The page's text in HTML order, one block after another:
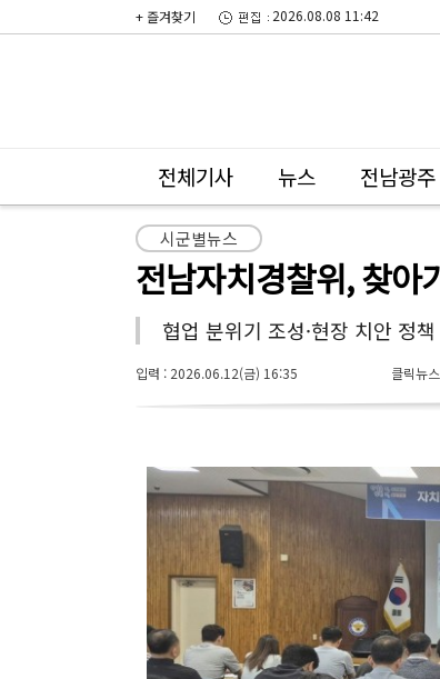
+ 즐겨찾기 2026.08.08 11:42
전체기사 뉴스 전남광주
시군별뉴스
전남자치경찰위, 찾아
협업 분위기 조성·현장 치안 정
입력 : 2026.06.12(금) 16:35 클릭뉴스